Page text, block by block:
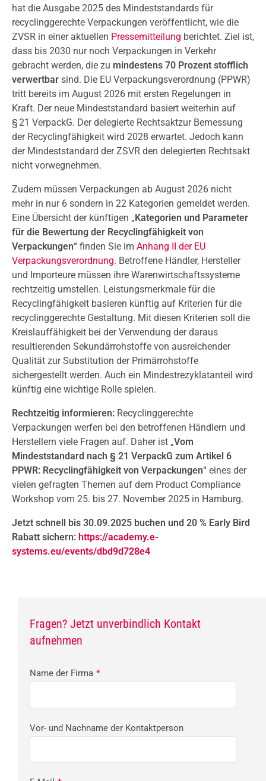
hat die Ausgabe 2025 des Mindeststandards für
recyclinggerechte Verpackungen veröffentlicht, wie die
ZVSR in einer aktuellen Pressemitteilung berichtet. Ziel ist,
dass bis 2030 nur noch Verpackungen in Verkehr
gebracht werden, die zu mindestens 70 Prozent stofflich
verwertbar sind. Die EU Verpackungsverordnung (PPWR)
tritt bereits im August 2026 mit ersten Regelungen in
Kraft. Der neue Mindeststandard basiert weiterhin auf
§ 21 VerpackG. Der delegierte Rechtsaktzur Bemessung
der Recyclingfähigkeit wird 2028 erwartet. Jedoch kann
der Mindeststandard der ZSVR den delegierten Rechtsakt
nicht vorwegnehmen.
Zudem müssen Verpackungen ab August 2026 nicht
mehr in nur 6 sondern in 22 Kategorien gemeldet werden.
Eine Übersicht der künftigen „Kategorien und Parameter
für die Bewertung der Recyclingfähigkeit von
Verpackungen“ finden Sie im Anhang II der EU
Verpackungsverordnung. Betroffene Händler, Hersteller
und Importeure müssen ihre Warenwirtschaftssysteme
rechtzeitig umstellen. Leistungsmerkmale für die
Recyclingfähigkeit basieren künftig auf Kriterien für die
recyclinggerechte Gestaltung. Mit diesen Kriterien soll die
Kreislauffähigkeit bei der Verwendung der daraus
resultierenden Sekundärrohstoffe von ausreichender
Qualität zur Substitution der Primärrohstoffe
sichergestellt werden. Auch ein Mindestrezyklatanteil wird
künftig eine wichtige Rolle spielen.
Rechtzeitig informieren: Recyclinggerechte
Verpackungen werfen bei den betroffenen Händlern und
Herstellern viele Fragen auf. Daher ist „Vom
Mindeststandard nach § 21 VerpackG zum Artikel 6
PPWR: Recyclingfähigkeit von Verpackungen“ eines der
vielen gefragten Themen auf dem Product Compliance
Workshop vom 25. bis 27. November 2025 in Hamburg.
Jetzt schnell bis 30.09.2025 buchen und 20 % Early Bird
Rabatt sichern: https://academy.e-
systems.eu/events/dbd9d728e4
Fragen? Jetzt unverbindlich Kontakt
aufnehmen
Name der Firma *
Vor- und Nachname der Kontaktperson